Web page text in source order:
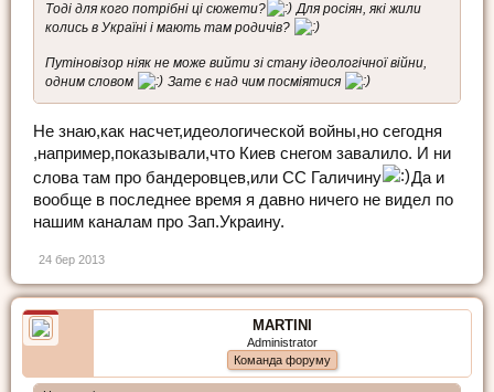
Тоді для кого потрібні ці сюжети?
Для росіян, які жили
колись в Україні і мають там родичів?
Путіновізор ніяк не може вийти зі стану ідеологічної війни,
одним словом
Зате є над чим посміятися
Не знаю,как насчет,идеологической войны,но сегодня
,например,показывали,что Киев снегом завалило. И ни
слова там про бандеровцев,или СС Галичину
Да и
вообще в последнее время я давно ничего не видел по
нашим каналам про Зап.Украину.
24 бер 2013
MARTINI
Administrator
Команда форуму